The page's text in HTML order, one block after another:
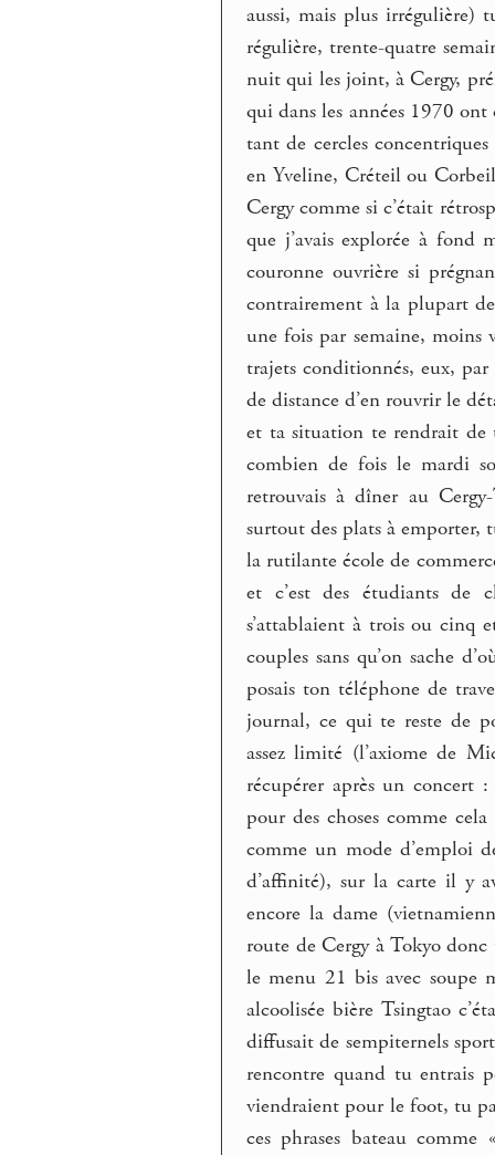
aussi, mais plus irrégulière)
régulière, trente-quatre
nuit qui les joint, à Cergy,
qui dans les années 1970
tant de cercles
en Yveline, Créteil ou Corbeil
Cergy comme si c’était
que j’avais explorée à fond
couronne ouvrière si
contrairement à la plupart
une fois par semaine, moins
trajets conditionnés, eux,
de distance d’en rouvrir le
et ta situation te rendrait de
combien de fois le mardi
retrouvais à dîner au
surtout des plats à emporter,
la rutilante école de
et c’est des étudiants de
s’attablaient à trois ou cinq
couples sans qu’on sache
posais ton téléphone de
journal, ce qui te reste de
assez limité (l’axiome de
récupérer après un
pour des choses comme
comme un mode d’emploi
d’affinité), sur la carte il y
encore la dame
route de Cergy à Tokyo
le menu 21 bis avec soupe
alcoolisée bière Tsingtao
diffusait de sempiternels
rencontre quand tu entrais
viendraient pour le foot, tu
ces phrases bateau